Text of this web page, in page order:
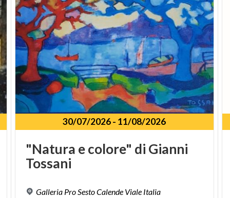
30/07/2026- 11/08/2026
"Natura ecolore" di Gianni
Tossani
Galleria Pro SestoCalende Viale Italia